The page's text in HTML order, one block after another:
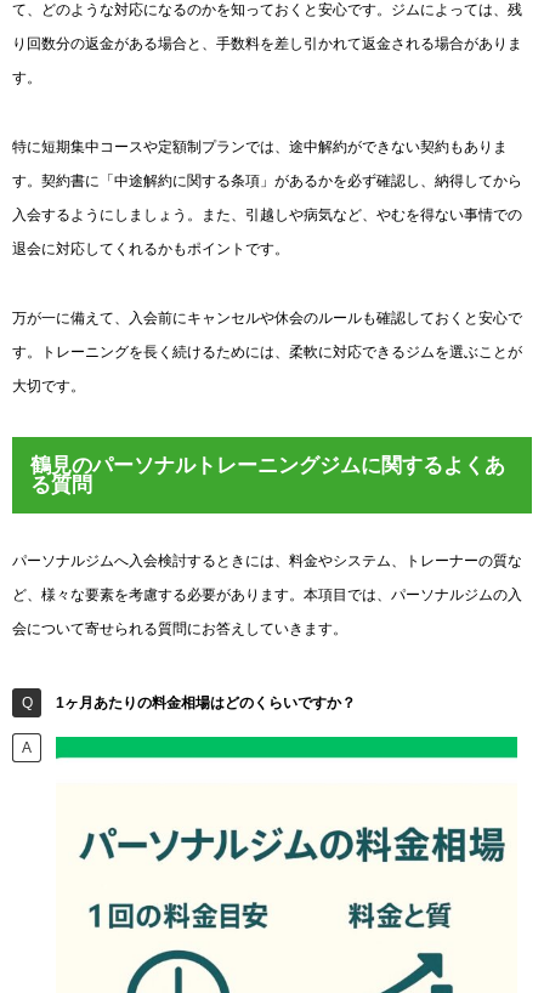
て、どのような対応になるのかを知っておくと安心です。ジムによっては、残
り回数分の返金がある場合と、手数料を差し引かれて返金される場合がありま
す。
特に短期集中コースや定額制プランでは、途中解約ができない契約もありま
す。契約書に「中途解約に関する条項」があるかを必ず確認し、納得してから
入会するようにしましょう。また、引越しや病気など、やむを得ない事情での
退会に対応してくれるかもポイントです。
万が一に備えて、入会前にキャンセルや休会のルールも確認しておくと安心で
す。トレーニングを長く続けるためには、柔軟に対応できるジムを選ぶことが
大切です。
鶴見のパーソナルトレーニングジムに関するよくあ
る質問
パーソナルジムへ入会検討するときには、料金やシステム、トレーナーの質な
ど、様々な要素を考慮する必要があります。本項目では、パーソナルジムの入
会について寄せられる質問にお答えしていきます。
1ヶ月あたりの料金相場はどのくらいですか？